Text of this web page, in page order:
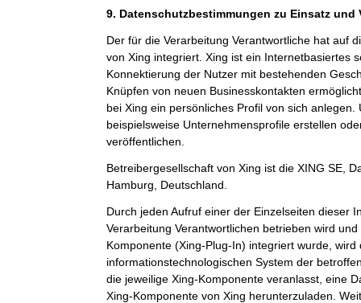
9. Datenschutzbestimmungen zu Einsatz und
Der für die Verarbeitung Verantwortliche hat auf
von Xing integriert. Xing ist ein Internetbasiertes
Konnektierung der Nutzer mit bestehenden
Knüpfen von neuen Businesskontakten
bei Xing ein persönliches Profil von sich anlegen.
beispielsweise Unternehmensprofile erstellen
veröffentlichen.
Betreibergesellschaft von Xing ist die XING SE,
Hamburg, Deutschland.
Durch jeden Aufruf einer der Einzelseiten dieser
Verarbeitung Verantwortlichen betrieben wird
Komponente (Xing-Plug-In) integriert wurde,
informationstechnologischen System der
die jeweilige Xing-Komponente veranlasst, eine
Xing-Komponente von Xing herunterzuladen.